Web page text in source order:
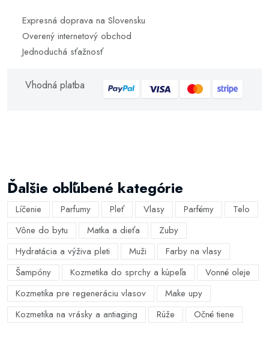
Expresná doprava na Slovensku
Overený internetový obchod
Jednoduchá sťažnosť
Vhodná platba
Ďalšie obľúbené kategórie
Líčenie Parfumy Pleť Vlasy Parfémy
Telo
Vône do bytu
Matka a dieťa
Zuby
Hydratácia a výživa pleti
Muži
Farby na vlasy
Šampóny
Kozmetika do sprchy a kúpeľa
Vonné oleje
Kozmetika pre regeneráciu vlasov
Make upy
Kozmetika na vrásky a antiaging
Rúže Očné tiene